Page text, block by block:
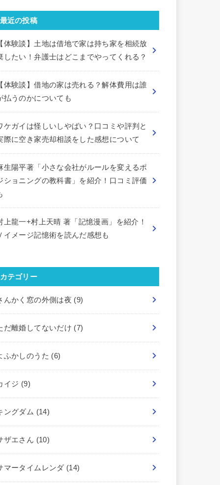
最近の投稿
体験談】土地は借地で家は持ち家を相続放
したい！弁護士はどこまでやってくれる？
体験談】借地の家は売れる？解体費用は誰
払うのかについても
ケガイは怪しいしやばい？口コミや評判と
際に空き家売却相談をした感想について
生陽平著「小さな会社がルールを変えるポ
ショニングの教科書」を紹介！口コミ評価
上龍一+村上天晴 著「記憶漫画」を紹介！
イメージ記憶術を読んだ感想も
カテゴリー
んかく窓の外側は夜 (9)
だ離婚してないだけ (7)
ふかしのうた (6)
イジ (9)
ングダム (14)
ザエさん (10)
マータイムレンダ (14)